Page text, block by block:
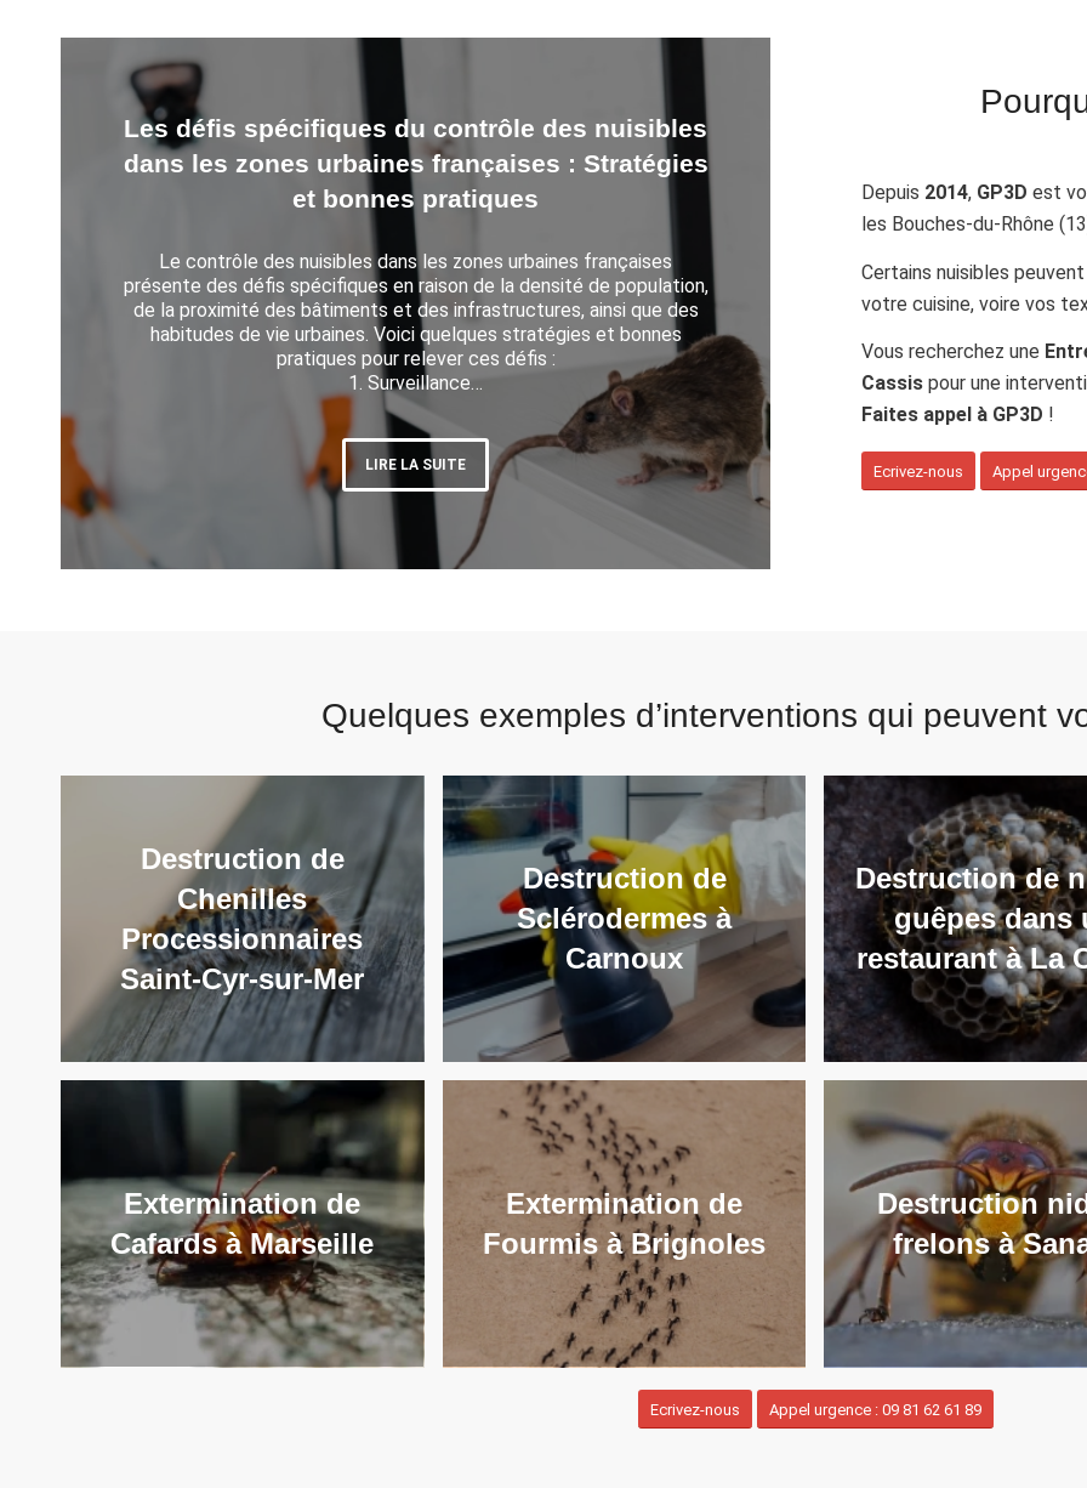
Les tendances de consommation en matière de
services de contrôle des parasites en France :
Qu’est-ce qui motive les choix des clients ?
Les tendances de consommation en matière de services de contrôle
des parasites en France sont influencées par plusieurs facteurs, et
les choix des clients sont motivés par plusieurs éléments clés :
1. Sensibilité environnementale :
De plus en plus de clients sont sensibles aux questions
environnementales et…
LIRE LA SUITE
Depuis 2014, GP3D est
les Bouches‑du‑Rhône
Certains nuisibles peuvent
votre cuisine, voire vos
Vous recherchez une
Cassis pour une
Faites appel à GP3D !
Ecrivez-nous Appel
Quelques exemples d’interventions qui peuvent
Destruction de
Chenilles
Processionnaires
Saint-Cyr-sur-Mer
Destruction de
Sclérodermes à
Carnoux
Destruction de
guêpes dans
restaurant à La
Extermination de
Cafards à Marseille
Extermination de
Fourmis à Brignoles
Destruction
frelons à
Ecrivez-nous Appel urgence : 09 81 62 61 89